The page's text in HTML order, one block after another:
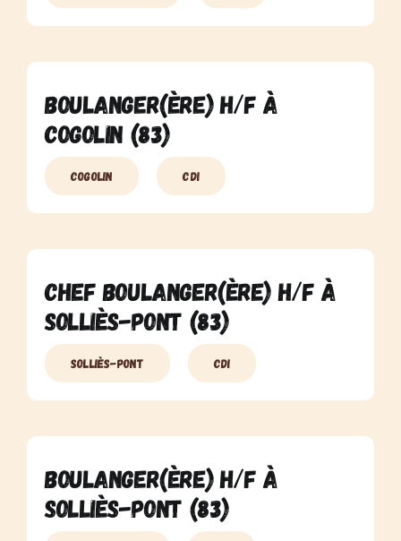
Boulanger(ère) H/F à
Cogolin (83)
Cogolin CDI
Chef Boulanger(ère) H/F à
Solliès-Pont (83)
Solliès-Pont CDI
Boulanger(ère) H/F à
Solliès-Pont (83)